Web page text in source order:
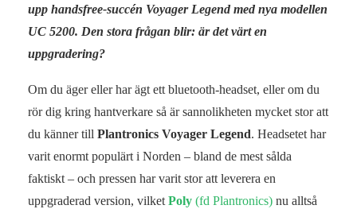
upp handsfree-succén Voyager Legend med nya modellen
UC 5200. Den stora frågan blir: är det värt en
uppgradering?
Om du äger eller har ägt ett bluetooth-headset, eller om du
rör dig kring hantverkare så är sannolikheten mycket stor att
du känner till Plantronics Voyager Legend. Headsetet har
varit enormt populärt i Norden – bland de mest sålda
faktiskt – och pressen har varit stor att leverera en
uppgraderad version, vilket Poly (fd Plantronics) nu alltså